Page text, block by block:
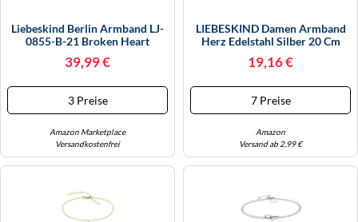
Liebeskind Berlin Armband LJ-
0855-B-21 Broken Heart
39,99 €
3 Preise
Amazon Marketplace
Versandkostenfrei
LIEBESKIND Damen Armband
Herz Edelstahl Silber 20 Cm
19,16 €
7 Preise
Amazon
Versand ab 2,99 €